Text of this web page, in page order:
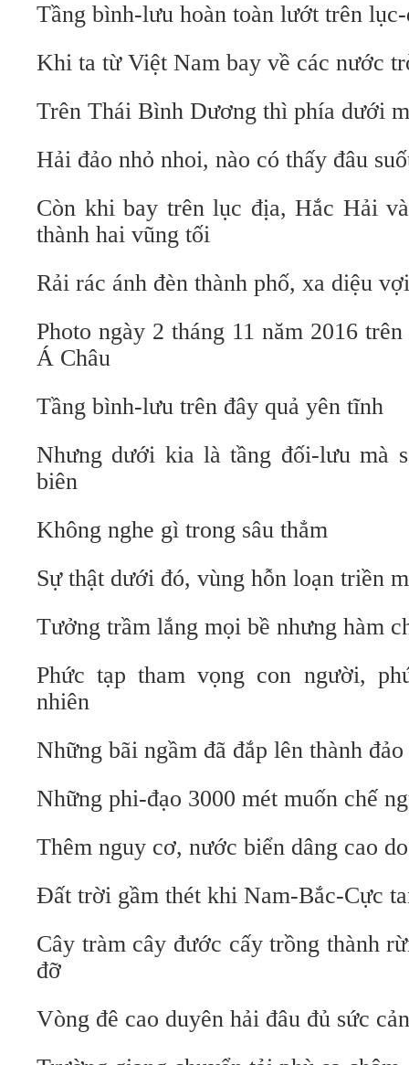
Tầng bình-lưu hoàn toàn lướt trên
Khi ta từ Việt Nam bay về các nước
Trên Thái Bình Dương thì phía dưới
Hải đảo nhỏ nhoi, nào có thấy đâu
Còn khi bay trên lục địa, Hắc Hải
thành hai vũng tối
Rải rác ánh đèn thành phố, xa diệu
Photo ngày 2 tháng 11 năm 2016
Á Châu
Tầng bình-lưu trên đây quả yên tĩnh
Nhưng dưới kia là tầng đối-lưu mà
biên
Không nghe gì trong sâu thẳm
Sự thật dưới đó, vùng hỗn loạn triền
Tưởng trầm lắng mọi bề nhưng hàm
Phức tạp tham vọng con người,
nhiên
Những bãi ngầm đã đắp lên thành đảo
Những phi-đạo 3000 mét muốn chế
Thêm nguy cơ, nước biển dâng cao
Đất trời gầm thét khi Nam-Bắc-Cực
Cây tràm cây đước cấy trồng thành
đỡ
Vòng đê cao duyên hải đâu đủ sức